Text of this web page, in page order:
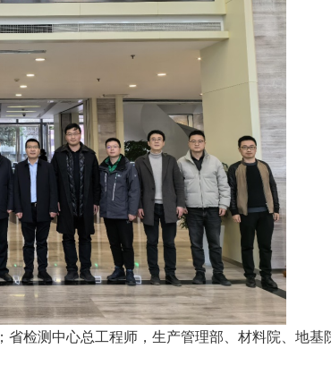
检测中心总工程师，生产管理部、材料院、地基